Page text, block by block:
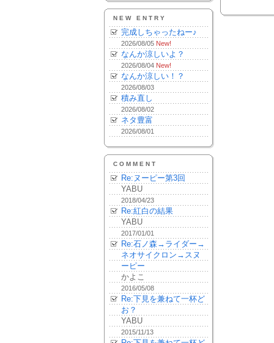
NEW ENTRY
完成しちゃったねー♪
2026/08/05 New!
なんか涼しいよ？
2026/08/04 New!
なんか涼しい！？
2026/08/03
積み直し
2026/08/02
ネタ豊富
2026/08/01
COMMENT
Re:ヌーピー第3回
YABU
2018/04/23
Re:紅白の結果
YABU
2017/01/01
Re:石ノ森→ライダー→
ネオサイクロン→スヌ
ーピー
かよこ
2016/05/08
Re:下見を兼ねて一杯ど
お？
YABU
2015/11/13